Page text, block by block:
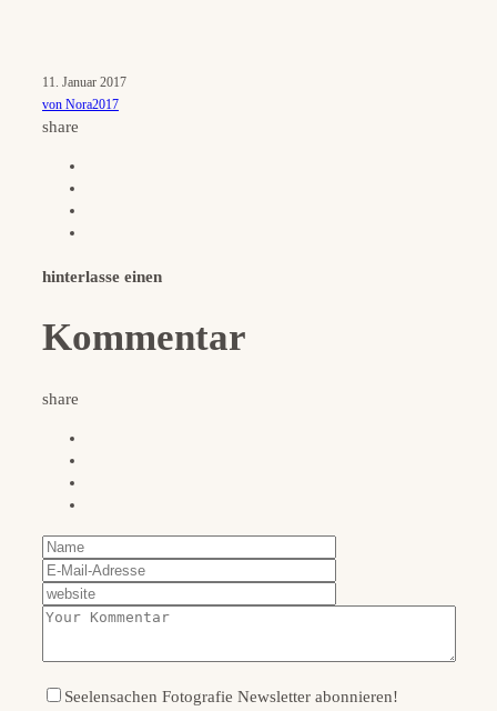
11. Januar 2017
von Nora2017
share
hinterlasse einen
Kommentar
share
Seelensachen Fotografie Newsletter abonnieren!